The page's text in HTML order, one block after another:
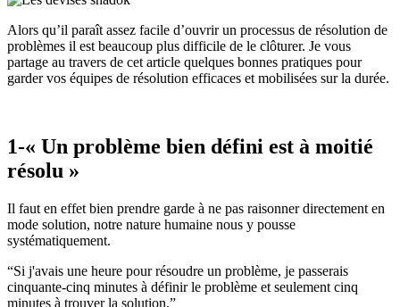
Alors qu’il paraît assez facile d’ouvrir un processus de résolution de
problèmes il est beaucoup plus difficile de le clôturer. Je vous
partage au travers de cet article quelques bonnes pratiques pour
garder vos équipes de résolution efficaces et mobilisées sur la durée.
1-« Un problème bien défini est à moitié
résolu »
Il faut en effet bien prendre garde à ne pas raisonner directement en
mode solution, notre nature humaine nous y pousse
systématiquement.
“Si j'avais une heure pour résoudre un problème, je passerais
cinquante-cinq minutes à définir le problème et seulement cinq
minutes à trouver la solution.”